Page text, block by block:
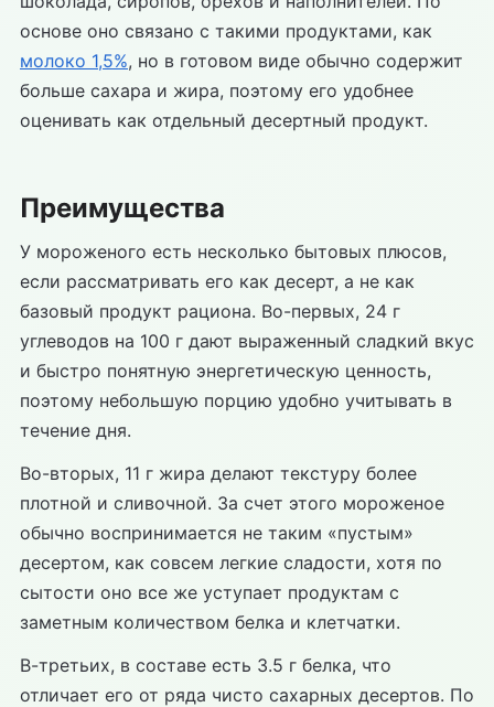
основе оно связано с такими продуктами, как
молоко 1,5%, но в готовом виде обычно содержит
больше сахара и жира, поэтому его удобнее
оценивать как отдельный десертный продукт.
Преимущества
У мороженого есть несколько бытовых плюсов,
если рассматривать его как десерт, а не как
базовый продукт рациона. Во-первых, 24 г
углеводов на 100 г дают выраженный сладкий вкус
и быстро понятную энергетическую ценность,
поэтому небольшую порцию удобно учитывать в
течение дня.
Во-вторых, 11 г жира делают текстуру более
плотной и сливочной. За счет этого мороженое
обычно воспринимается не таким «пустым»
десертом, как совсем легкие сладости, хотя по
сытости оно все же уступает продуктам с
заметным количеством белка и клетчатки.
В-третьих, в составе есть 3.5 г белка, что
отличает его от ряда чисто сахарных десертов. По